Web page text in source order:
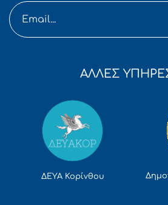
ΑΛΛΕΣ
ΔΕΥΑ Κορίνθου